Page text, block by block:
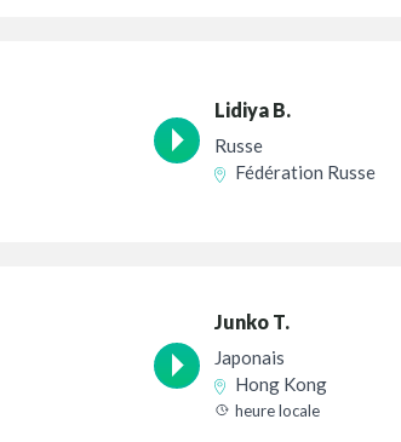
Lidiya B.
Russe
Fédération Russe
Junko T.
Japonais
Hong Kong
heure locale